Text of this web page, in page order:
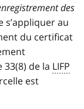
des
s’appliquer au
du certificat
de la LIFP
est